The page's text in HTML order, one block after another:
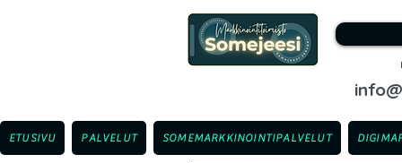
ETUSIVU PALVELUT SOMEMARKKINOINTIPALVELUT